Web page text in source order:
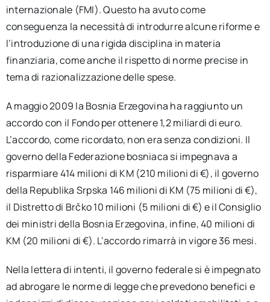
internazionale (FMI). Questo ha avuto come
conseguenza la necessità di introdurre alcune riforme e
l’introduzione di una rigida disciplina in materia
finanziaria, come anche il rispetto di norme precise in
tema di razionalizzazione delle spese.
A maggio 2009 la Bosnia Erzegovina ha raggiunto un
accordo con il Fondo per ottenere 1,2 miliardi di euro.
L’accordo, come ricordato, non era senza condizioni. Il
governo della Federazione bosniaca si impegnava a
risparmiare 414 milioni di KM (210 milioni di €), il governo
della Republika Srpska 146 milioni di KM (75 milioni di €),
il Distretto di Brčko 10 milioni (5 milioni di €) e il Consiglio
dei ministri della Bosnia Erzegovina, infine, 40 milioni di
KM (20 milioni di €). L’accordo rimarrà in vigore 36 mesi.
Nella lettera di intenti, il governo federale si è impegnato
ad abrogare le norme di legge che prevedono benefici e